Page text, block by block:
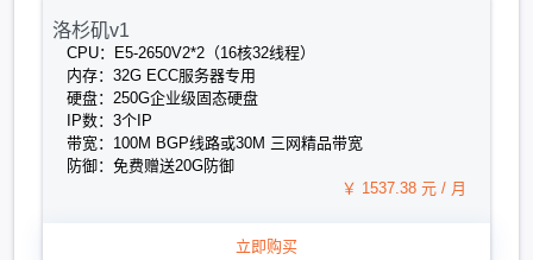
洛杉矶v1
CPU：E5-2650V2*2（16核32线程）
内存：32G ECC服务器专用
硬盘：250G企业级固态硬盘
IP数：3个IP
带宽：100M BGP线路或30M 三网精品带宽
防御：免费赠送20G防御
￥ 1537.38 元 / 月
立即购买